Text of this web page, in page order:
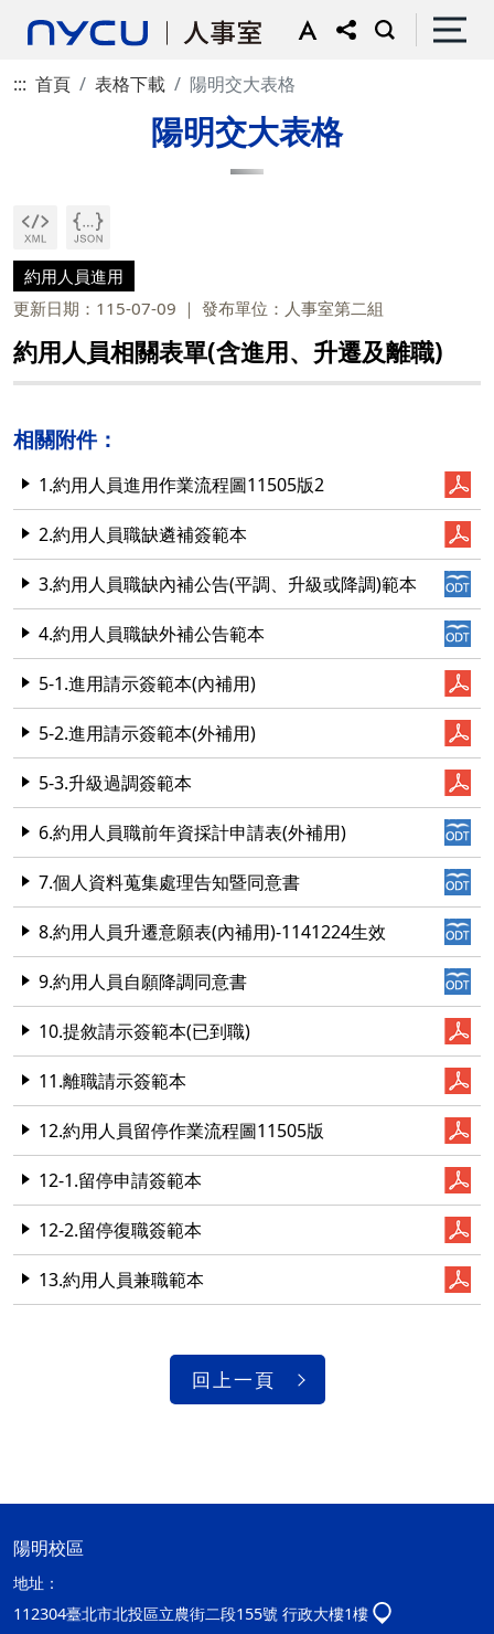
::: 首頁 表格下載 陽明交大表格
陽明交大表格
約用人員進用
更新日期：115-07-09
發布單位：人事室第二組
約用人員相關表單(含進用、升遷及離職)
相關附件：
1.約用人員進用作業流程圖11505版2
2.約用人員職缺遴補簽範本
3.約用人員職缺內補公告(平調、升級或降調)範本
4.約用人員職缺外補公告範本
5-1.進用請示簽範本(內補用)
5-2.進用請示簽範本(外補用)
5-3.升級過調簽範本
6.約用人員職前年資採計申請表(外補用)
7.個人資料蒐集處理告知暨同意書
8.約用人員升遷意願表(內補用)-1141224生效
9.約用人員自願降調同意書
10.提敘請示簽範本(已到職)
11.離職請示簽範本
12.約用人員留停作業流程圖11505版
12-1.留停申請簽範本
12-2.留停復職簽範本
13.約用人員兼職範本
回上一頁
陽明校區
地址：
112304臺北市北投區立農街二段155號 行政大樓1樓